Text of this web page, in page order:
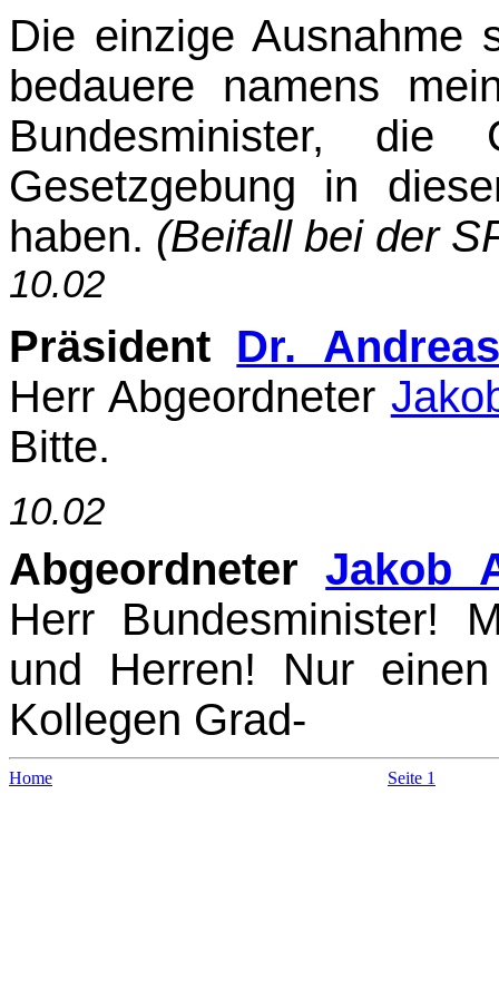
Die einzige Ausnahme
bedauere namens
Bundesminister, die
Gesetzgebung in
haben. (Beifall bei der
10.02
Präsident Dr.
Herr Abgeordneter
Bitte.
10.02
AbgeordneterJakob
Herr Bundesminister!
und Herren! Nur
Kollegen Grad-
Home Seite 1